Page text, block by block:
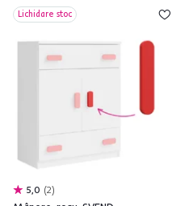
Lichidare stoc
5,0 2